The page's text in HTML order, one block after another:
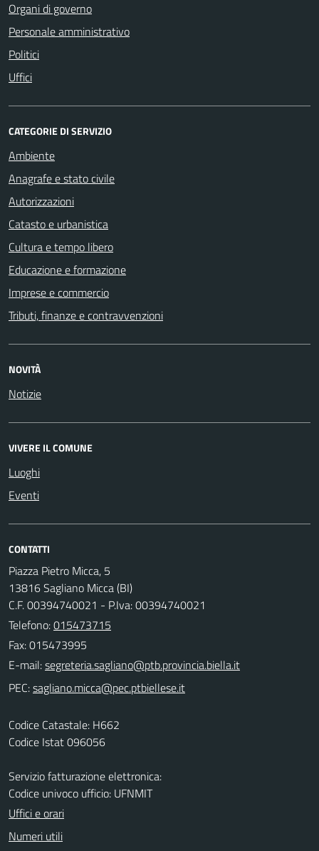
Organi di governo
Personale amministrativo
Politici
Uffici
CATEGORIE DI SERVIZIO
Ambiente
Anagrafe e stato civile
Autorizzazioni
Catasto e urbanistica
Cultura e tempo libero
Educazione e formazione
Imprese e commercio
Tributi, finanze e contravvenzioni
NOVITÀ
Notizie
VIVERE IL COMUNE
Luoghi
Eventi
CONTATTI
Piazza Pietro Micca, 5
13816 Sagliano Micca (BI)
C.F. 00394740021 - P.Iva: 00394740021
Telefono:015473715
Fax: 015473995
E-mail:
PEC:
Codice Catastale: H662
Codice Istat 096056
Servizio fatturazione elettronica:
Codice univoco ufficio: UFNMIT
Uffici e orari
Numeri utili